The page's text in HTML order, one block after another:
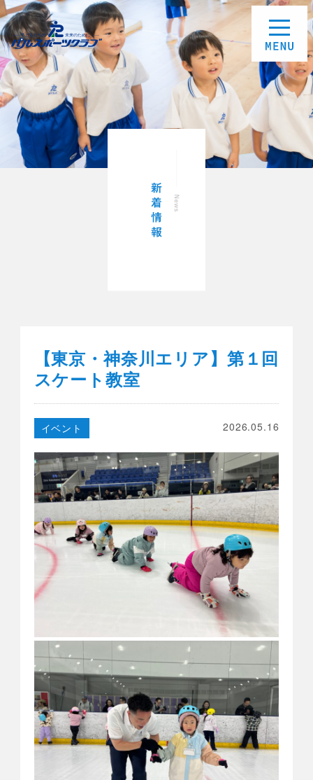
【東京・神奈川エリア】第１回
スケート教室
2026.05.16
イベント